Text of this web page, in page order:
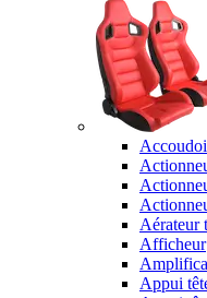
Aérateur
Afficheur
Appui